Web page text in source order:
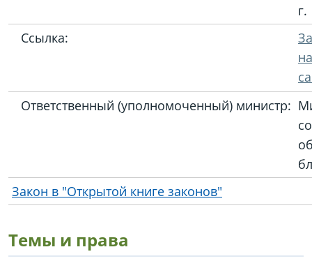
г.
Ссылка:
Ответственный (уполномоченный) министр:
Закон в "Открытой книге законов"
Темы и права